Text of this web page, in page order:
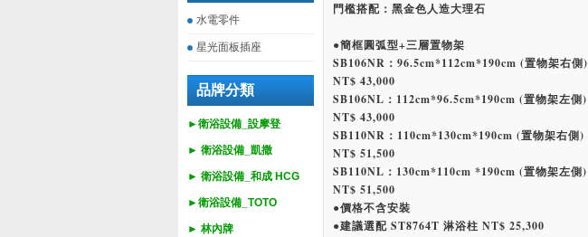
水電零件
星光面板插座
品牌分類
►衛浴設備_設摩登
► 衛浴設備_ 凱撒
► 衛浴設備_ 和成 HCG
►衛浴設備_ TOTO
► 林內牌
門檻搭配：黑金色人造大理石
●簡框圓弧型+三層置物架
SB106NR：96.5cm*112cm*190cm (置物架右側)
NT$ 43,000
SB106NL：112cm*96.5cm*190cm (置物架左側)
NT$ 43,000
SB110NR：110cm*130cm*190cm (置物架右側)
NT$ 51,500
SB110NL：130cm*110cm *190cm (置物架左側)
NT$ 51,500
●價格不含安裝
●建議選配 ST8764T 淋浴柱 NT$ 25,300